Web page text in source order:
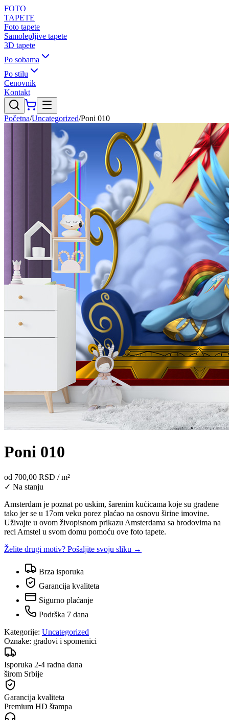
FOTO
TAPETE
Foto tapete
Samolepljive tapete
3D tapete
Po sobama
Po stilu
Cenovnik
Kontakt
Početna/Uncategorized/Poni 010
Poni 010
od 700,00 RSD / m²
✓ Na stanju
Amsterdam je poznat po uskim, šarenim kućicama koje su građene
tako jer se u 17om veku porez plaćao na osnovu širine imovine.
Uživajte u ovom živopisnom prikazu Amsterdama sa brodovima na
reci Amstel u svom domu pomoću ove foto tapete.
Želite drugi motiv? Pošaljite svoju sliku →
Brza isporuka
Garancija kvaliteta
Sigurno plaćanje
Podrška 7 dana
Kategorije: Uncategorized
Oznake: gradovi i spomenici
Isporuka 2-4 radna dana
širom Srbije
Garancija kvaliteta
Premium HD štampa